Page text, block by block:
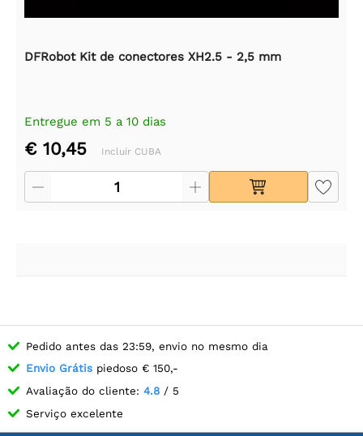
DFRobot Kit de conectores XH2.5 - 2,5 mm
Entregue em 5 a 10 dias
€ 10,45 Incluir CUBA
Pedido antes das 23:59, envio no mesmo dia
Envio Grátis piedoso € 150,-
Avaliação do cliente: 4.8 / 5
Serviço excelente